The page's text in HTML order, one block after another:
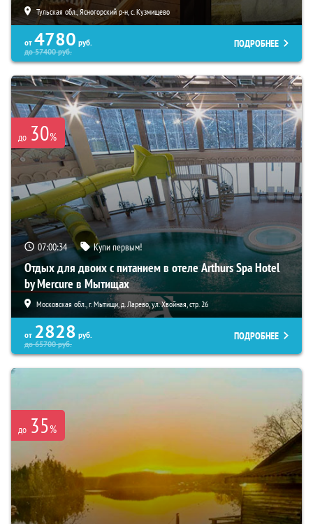
Тульская обл., Ясногорский р-н, с. Кузмищево
от 4780 руб.
до57400руб.
ПОДРОБНЕЕ
до 30%
07:00:33 Купи первым!
Отдых для двоих с питанием в отеле Arthurs Spa Hotel
by Mercure в Мытищах
Московская обл., г. Мытищи, д. Ларево, ул. Хвойная, стр. 26
от 2828 руб.
до65700руб.
ПОДРОБНЕЕ
до 35%